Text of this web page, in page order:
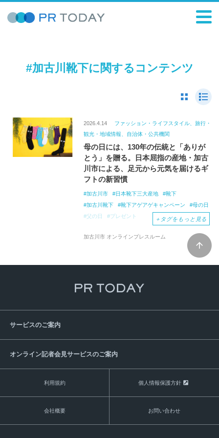
#加古川靴下に関するコンテンツ
2026.4.14
ファッション・ライフスタイル、旅行・
観光・地域情報、自治体・公共機関
母の日には、130年の伝統と「ありが
とう」を贈る。日本屈指の産地・加古
川市による、足元から元気を届けるギ
フトの新習慣
加古川市 日本靴下三大産地
靴下
加古川靴下
靴下アゲアゲキャンペーン
母の日
父の日
プレゼント
＋ タグをもっと見る
加古川市 オンラインプレスルーム
サービスのご案内
オンライン記者会見サービスのご案内
利用規約 個人情報保護方針
会社概要 お問い合わせ